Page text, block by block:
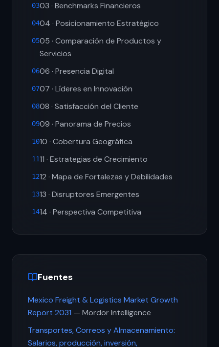
0303 · Benchmarks Financieros
0404 · Posicionamiento Estratégico
0505 · Comparación de Productos y
Servicios
0606 · Presencia Digital
0707 · Líderes en Innovación
0808 · Satisfacción del Cliente
0909 · Panorama de Precios
1010 · Cobertura Geográfica
1111 · Estrategias de Crecimiento
1212 · Mapa de Fortalezas y Debilidades
1313 · Disruptores Emergentes
1414 · Perspectiva Competitiva
Fuentes
Mexico Freight & Logistics Market Growth
Report 2031 — Mordor Intelligence
Transportes, Correos y Almacenamiento:
Salarios, producción, inversión,